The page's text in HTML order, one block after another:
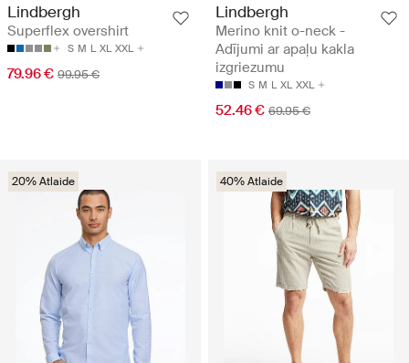
Lindbergh
Superflex overshirt
S M L XL XXL
79.96 € 99.95 €
Lindbergh
Merino knit o-neck -
Adījumi ar apaļu kakla
izgriezumu
S M L XL XXL
52.46 € 69.95 €
20% Atlaide 40% Atlaide